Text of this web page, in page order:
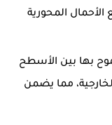
المحورية
بها بين الأسطح
مما يضمن